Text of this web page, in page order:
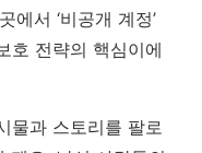
에서 ‘비공개 계정’
호 전략의 핵심이에
물과 스토리를 팔로